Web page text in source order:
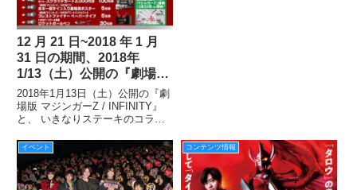
12 月 21 日~2018 年 1 月
31 日の期間、2018年
1/13（土）公開の『劇場版
マジ ンガーZ / INFINITY』
と「いきなり！ステーキ」
がコラボキャンペーンを実
施！
2018年1月13日（土）公開の『劇
場版 マジンガーZ / INFINITY』
と、 いきなりステーキのコラボ
スタートします！ 水木一郎氏を
ゲストに迎え、創業者一瀬邦夫氏
とのテープカットセレモニーが行
イベント コンテンツ情報